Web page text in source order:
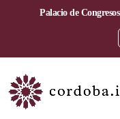
Palacio de Congresos